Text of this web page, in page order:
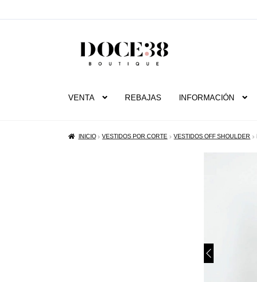
SALTAR
VENTA REBAJAS INFORMACIÓN
INICIO VESTIDOS POR CORTE VESTIDOS OFF SHOULDER